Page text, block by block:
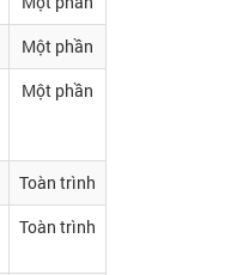
Một phần
Một phần
Toàn trình
Toàn trình